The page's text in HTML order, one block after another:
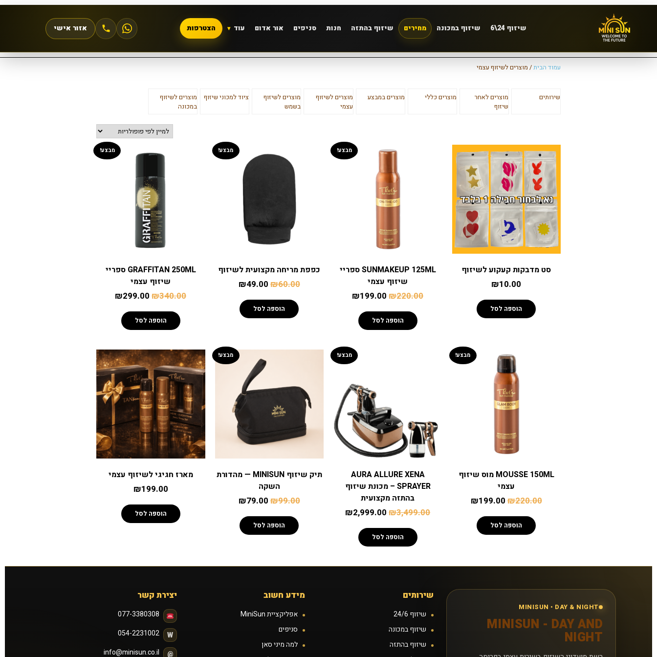
שיזוף 24\6 שיזוף במכונה מחירים שיזוף בהתזה חנות סניפים אור אדום עוד הצטרפות אזור אישי
עמוד הבית/ מוצרים לשיזוף עצמי
שירותים
מוצרים לאחר
שיזוף
מוצרים כללי מוצרים במבצע
מוצרים לשיזוף
עצמי
מוצרים לשיזוף
בשמש
ציוד למכוני שיזוף
מוצרים לשיזוף
במכונה
סט מדבקות קעקוע לשיזוף
₪10.00
הוספה לסל
מבצע!
SUNMAKEUP 125ML ספריי
שיזוף עצמי
₪220.00
₪199.00
הוספה לסל
מבצע!
כפפת מריחה מקצועית לשיזוף
₪60.00
₪49.00
הוספה לסל
מבצע!
GRAFFITAN 250ML ספריי
שיזוף עצמי
₪340.00
₪299.00
הוספה לסל
מבצע!
MOUSSE 150ML מוס שיזוף
עצמי
₪220.00
₪199.00
הוספה לסל
מבצע!
AURA ALLURE XENA
SPRAYER – מכונת שיזוף
בהתזה מקצועית
₪3,499.00
₪2,999.00
הוספה לסל
מבצע!
תיק שיזוף MINISUN — מהדורת
השקה
₪99.00
₪79.00
הוספה לסל
מארז חגיגי לשיזוף עצמי
₪199.00
הוספה לסל
MINISUN • DAY & NIGHT
MINISUN - DAY AND
NIGHT
שירותים
שיזוף 24/6
שיזוף במכונה
שיזוף בהתזה
מידע חשוב
אפליקציית MiniSun
סניפים
למה מיני סאן
יצירת קשר
077-3380308
W
054-2231002
@
info@minisun.co.il